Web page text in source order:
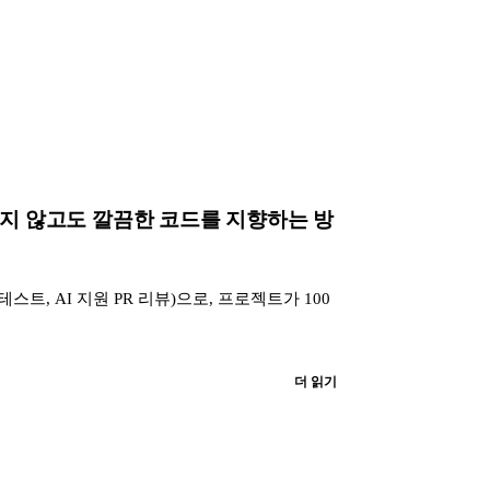
않고도 깔끔한 코드를 지향하는 방
스트, AI 지원 PR 리뷰)으로, 프로젝트가 100
더 읽기